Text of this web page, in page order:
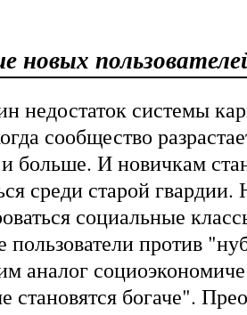
новых
недостаток системы
сообщество
больше. И новичкам
среди старой
социальные
пользователи против
аналог
становятся богаче".